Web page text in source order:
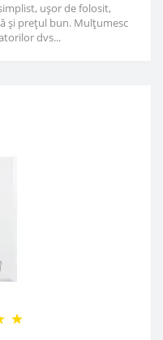
ușor de folosit,
și prețul bun. Mulțumesc
dvs...